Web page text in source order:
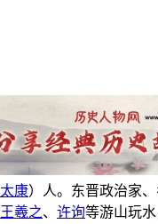
太康）人。东晋政治家
王羲之、 许询等游山玩